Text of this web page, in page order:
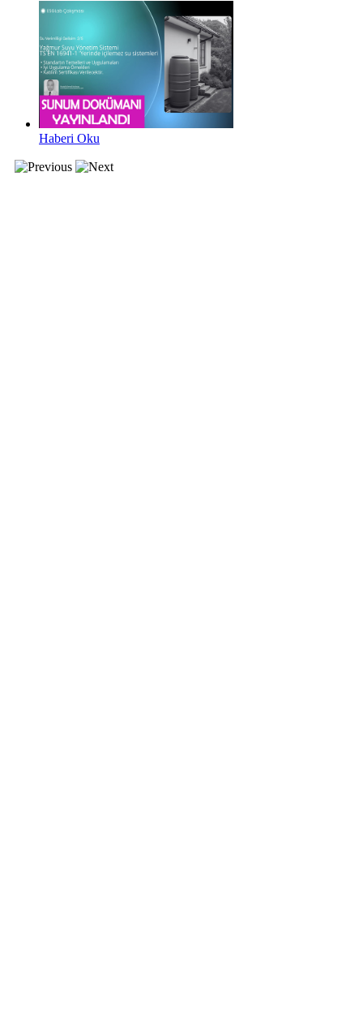
Haberi Oku